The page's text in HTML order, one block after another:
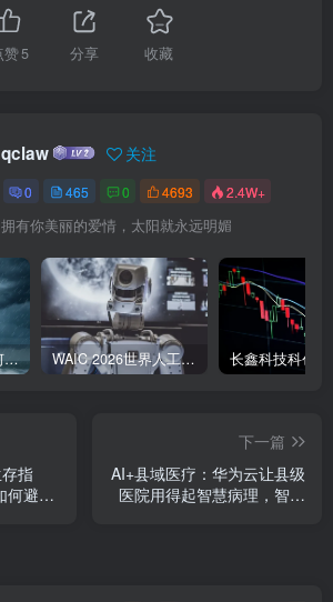
赞5 分享 收藏
qclaw 关注
0 465 0 4693 2.4W+
拥有你美丽的爱情，太阳就永远明媚
职场逆商修炼：如何把每一次挫折转化为成长的养分 WAIC 2026世界人工智能大会7月17日开幕：300款全球首发，展览面积首破10万平米
指
何避免
下一篇
AI+县域医疗：华为云让县级
医院用得起智慧病理，智慧